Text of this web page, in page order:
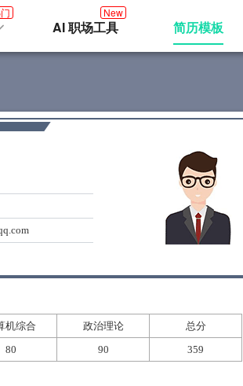
AI 职场工具
New
简历模板
机综合 政治理论
总分
80 90 359